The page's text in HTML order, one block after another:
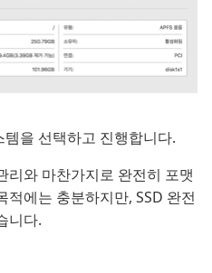
을 선택하고 진행합니다.
리와 마찬가지로 완전히 포맷
에는 충분하지만, SSD 완전
니다.